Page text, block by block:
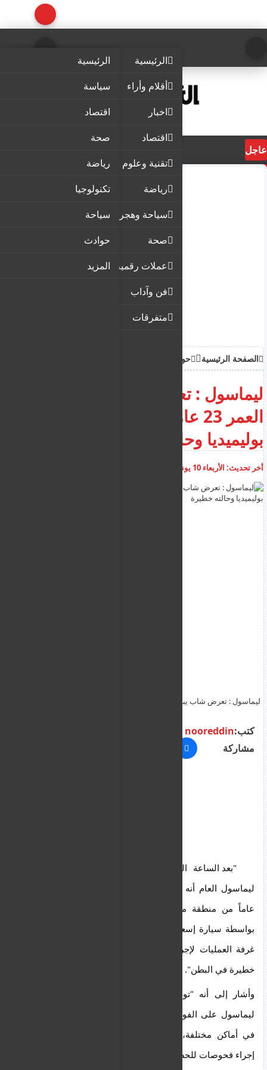
الرئيسية
أقلام وأراء
اخبار
اقتصاد
تقنية وعلوم
رياضة
سياحة وهجرة
صحة
عملات رقمية
فن وآداب
متفرقات
الرئيسية
سياسة
اقتصاد
صحة
رياضة
تكنولوجيا
سياحة
حوادث
المزيد
عاجل
الصفحة الرئيسية حوادث
ليماسول : تعرض شاب يبلغ من
العمر 23 عامًا للطعن في كاتو
بوليميديا وحالته خطيرة
أخر تحديث: الأربعاء 10 يونيو 2026
كتب:nooreddin
مشاركة
خطيرة في البطن".
إجراء فحوصات للحصول على شهادات بشأن الحادث".